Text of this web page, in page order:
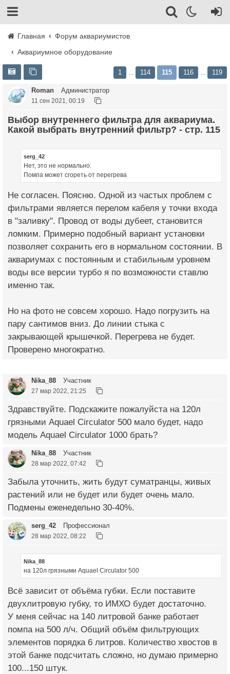
Главная
Форум аквариумистов
Аквариумное оборудование
1 114 115 116 119
Roman Администратор
11 сен 2021, 00:19
Выбор внутреннего фильтра для аквариума.
Какой выбрать внутренний фильтр? - стр. 115
serg_42
Нет, это не нормально.
Помпа может сгореть от перегрева
Не согласен. Поясню. Одной из частых проблем с
фильтрами является перелом кабеля у точки входа
в "заливку". Провод от воды дубеет, становится
ломким. Примерно подобный вариант установки
позволяет сохранить его в нормальном состоянии. В
аквариумах с постоянным и стабильным уровнем
воды все версии турбо я по возможности ставлю
именно так.
Но на фото не совсем хорошо. Надо погрузить на
пару сантимов вниз. До линии стыка с
закрывающей крышечкой. Перегрева не будет.
Проверено многократно.
Nika_88 Участник
27 мар 2022, 21:25
Здравствуйте. Подскажите пожалуйста на 120л
грязными Aquael Circulator 500 мало будет, надо
модель Aquael Circulator 1000 брать?
Nika_88 Участник
28 мар 2022, 07:42
Забыла уточнить, жить будут суматранцы, живых
растений или не будет или будет очень мало.
Подмены еженедельно 30-40%.
serg_42 Профессионал
28 мар 2022, 08:22
Nika_88
на 120л грязными Aquael Circulator 500
Всё зависит от объёма губки. Если поставите
двухлитровую губку, то ИМХО будет достаточно.
У меня сейчас на 140 литровой банке работает
помпа на 500 л/ч. Общий объём фильтрующих
элементов порядка 6 литров. Количество хвостов в
этой банке подсчитать сложно, но думаю примерно
100...150 штук.